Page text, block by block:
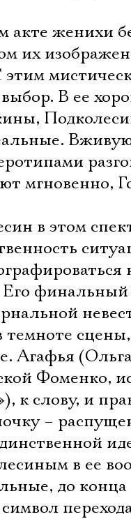
акте женихи
их
этим
выбор. В ее
мгновенно,
в этом
финальный
темноте
Агафья
Фоменко,
к слову, и
–
в ее
до
символ